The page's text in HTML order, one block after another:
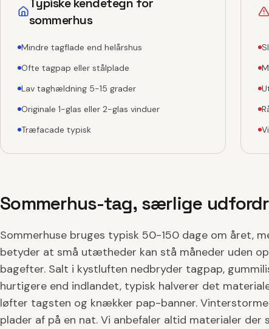
sommerhus
Mindre tagflade end helårshus
Ofte tagpap eller stålplade
Lav taghældning 5-15 grader
Originale 1-glas eller 2-glas vinduer
Træfacade typisk
Sommerhus-tag, særlige
Sommerhuse bruges typisk 50-150 dage om året,
betyder at små utætheder kan stå måneder uden
bagefter. Salt i kystluften nedbryder tagpap,
hurtigere end indlandet, typisk halverer det
løfter tagsten og knækker pap-banner.
plader af på en nat. Vi anbefaler altid materialer